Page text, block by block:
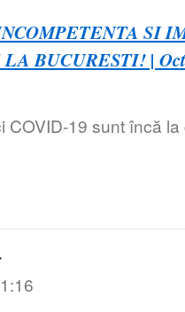
SI
BUCURESTI! |
COVID-19 sunt încă